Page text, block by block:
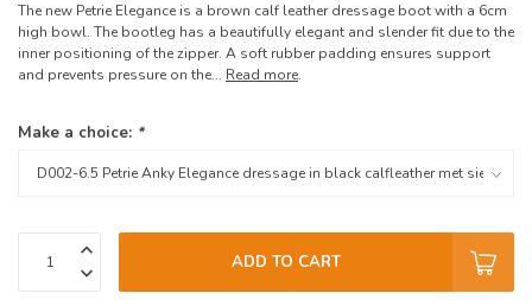
The new Petrie Elegance is a brown calf leather dressage boot with a 6cm
high bowl. The bootleg has a beautifully elegant and slender fit due to the
inner positioning of the zipper. A soft rubber padding ensures support
and prevents pressure on the... Read more.
Make a choice: *
ADD TO CART